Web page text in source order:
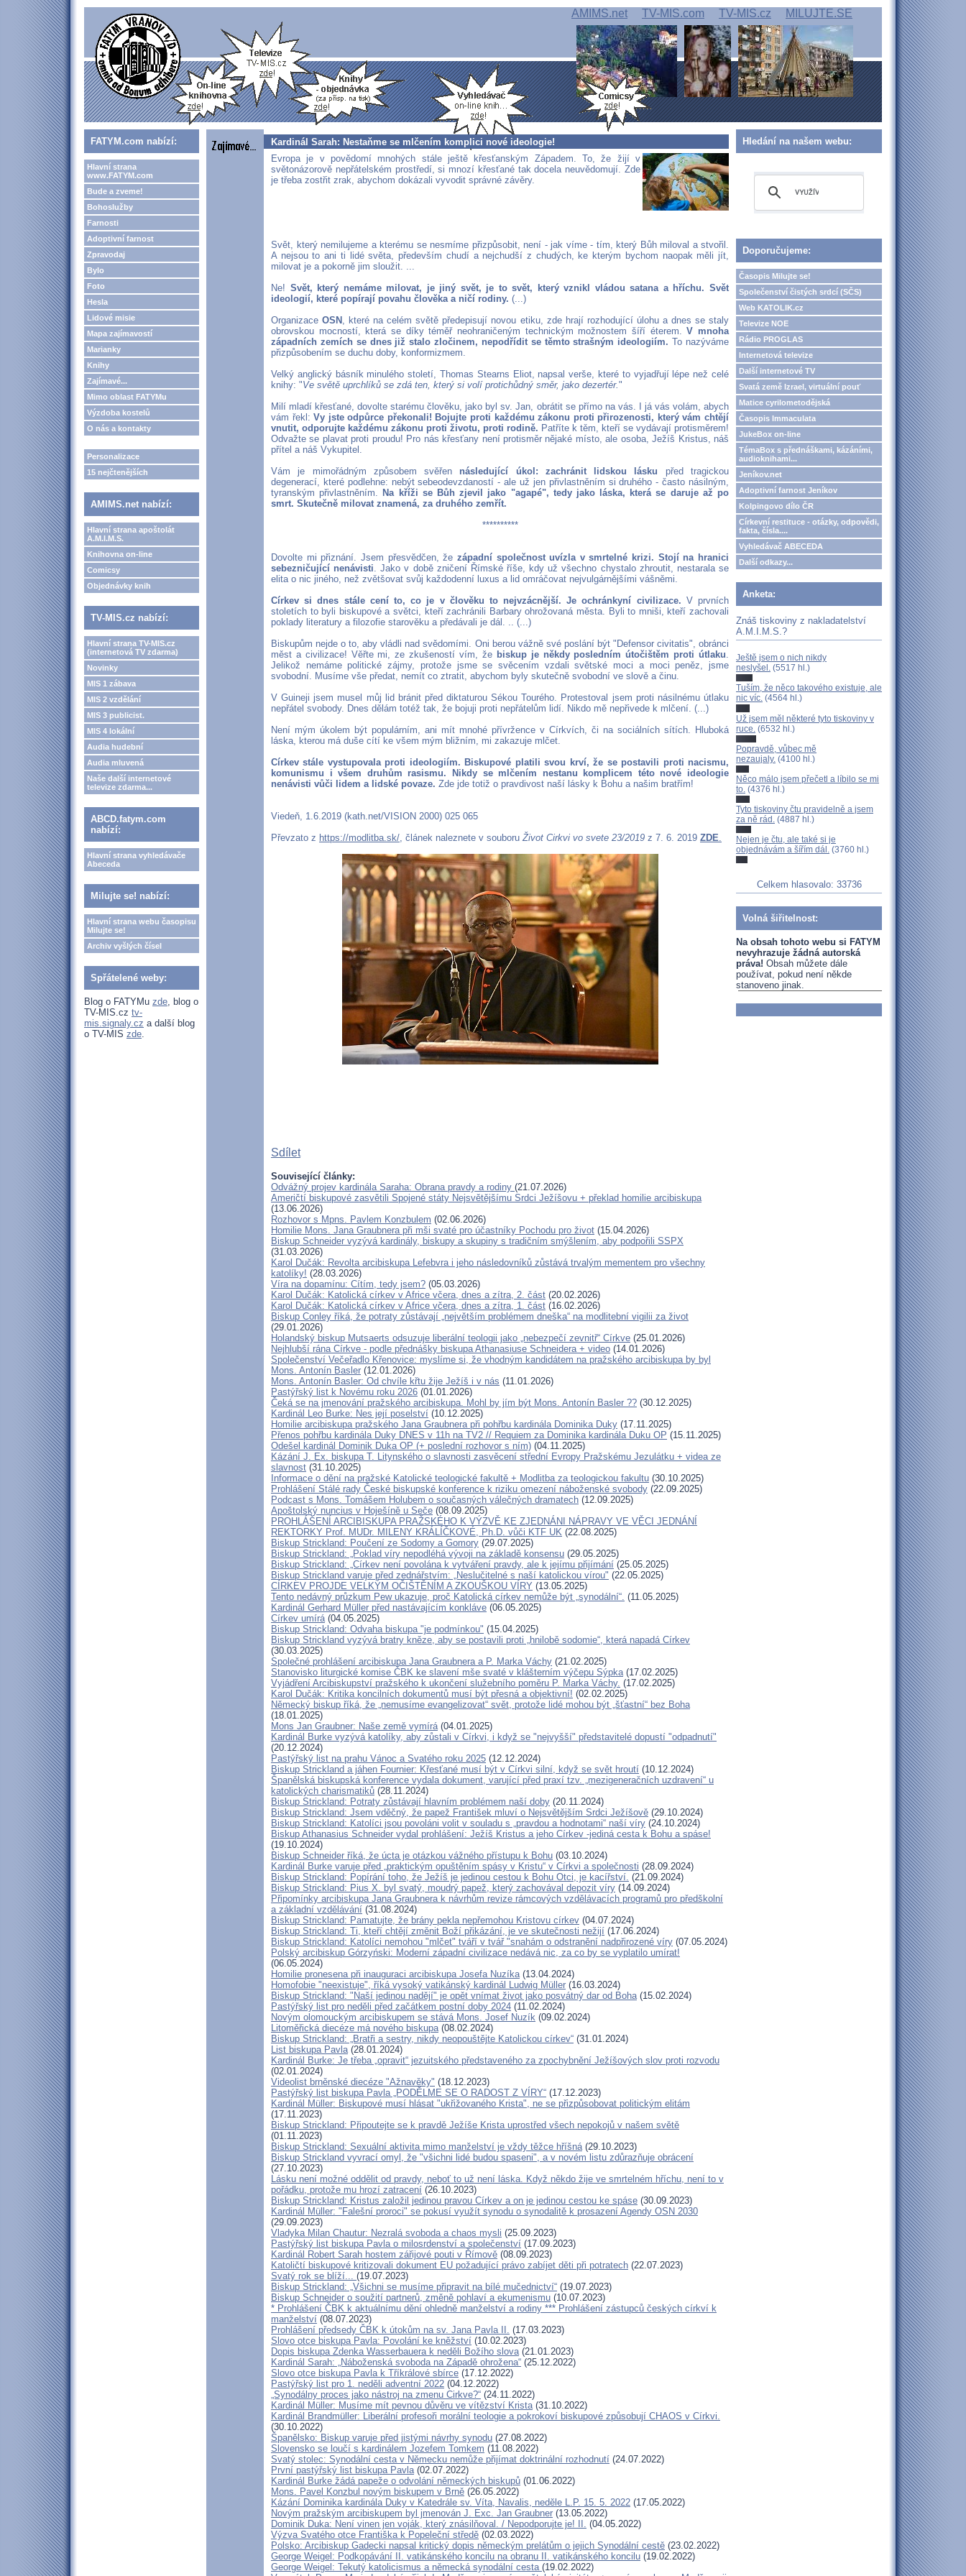
AMIMS.net TV-MIS.com TV-MIS.cz MILUJTE.SE
FATYM.com nabízí:
Hlavní strana
www.FATYM.com
Bude a zveme!
Bohoslužby
Farnosti
Adoptivní farnost
Zpravodaj
Bylo
Foto
Hesla
Lidové misie
Mapa zajímavostí
Marianky
Knihy
Zajímavé...
Mimo oblast FATYMu
Výzdoba kostelů
O nás a kontakty
Personalizace
15 nejčtenějších
AMIMS.net nabízí:
Hlavní strana apoštolát
A.M.I.M.S.
Knihovna on-line
Comicsy
Objednávky knih
TV-MIS.cz nabízí:
Hlavní strana TV-MIS.cz
(internetová TV zdarma)
Novinky
MIS 1 zábava
MIS 2 vzdělání
MIS 3 publicist.
MIS 4 lokální
Audia hudební
Audia mluvená
Naše další internetové
televize zdarma...
ABCD.fatym.com
nabízí:
Hlavní strana vyhledávače
Abeceda
Milujte se! nabízí:
Hlavní strana webu časopisu
Milujte se!
Archiv vyšlých čísel
Spřátelené weby:
Blog o FATYMu zde, blog o
TV-MIS.cz tv-
mis.signaly.cz a další blog
o TV-MIS zde.
Kardinál Sarah: Nestaňme se mlčením komplici nové ideologie!
Evropa je v povědomí mnohých stále ještě křesťanským Západem. To, že žijí v
světonázorově nepřátelském prostředí, si mnozí křesťané tak docela neuvědomují. Zde
je třeba zostřit zrak, abychom dokázali vyvodit správné závěry.
Svět, který nemilujeme a kterému se nesmíme přizpůsobit, není - jak víme - tím, který Bůh miloval a stvořil.
A nejsou to ani ti lidé světa, především chudí a nejchudší z chudých, ke kterým bychom naopak měli jít,
milovat je a pokorně jim sloužit. ...
Ne! Svět, který nemáme milovat, je jiný svět, je to svět, který vznikl vládou satana a hříchu. Svět
ideologií, které popírají povahu člověka a ničí rodiny. (...)
OrganizaceOSN , které na celém světě předepisují novou etiku, zde hrají rozhodující úlohu a dnes se staly
obrovskou mocností, která se díky téměř neohraničeným technickým možnostem šíří éterem.V mnoha
západních zemích se dnes již stalo zločinem, nepodřídit se těmto strašným ideologiím. To nazýváme
přizpůsobením se duchu doby, konformizmem.
Velký anglický básník minulého století, Thomas Stearns Eliot, napsal verše, které to vyjadřují lépe než celé
knihy: "Ve světě uprchlíků se zdá ten, který si volí protichůdný směr, jako dezertér."
Milí mladí křesťané, dovolte starému člověku, jako byl sv. Jan, obrátit se přímo na vás. I já vás volám, abych
vám řekl:Vy jste odpůrce překonali! Bojujte proti každému zákonu proti přirozenosti, který vám chtějí
vnutit, odporujte každému zákonu proti životu, proti rodině. Patříte k těm, kteří se vydávají protisměrem!
Odvažte se plavat proti proudu! Pro nás křesťany není protisměr nějaké místo, ale osoba, Ježíš Kristus, náš
přítel a náš Vykupitel.
Vám je mimořádným způsobem svěřen následující úkol: zachránit lidskou lásku před tragickou
degenerací, které podlehne: nebýt sebeodevzdaností - ale už jen přivlastněním si druhého - často násilným,
tyranským přivlastněním. Na kříži se Bůh zjevil jako "agapé", tedy jako láska, která se daruje až po
smrt. Skutečně milovat znamená, za druhého zemřít.
**********
Dovolte mi přiznání. Jsem přesvědčen, že západní společnost uvízla v smrtelné krizi. Stojí na hranici
sebezničující nenávisti. Jako v době zničení Římské říše, kdy už všechno chystalo zhroutit, nestarala se
elita o nic jiného, ​​než zvětšovat svůj každodenní luxus a lid omráčovat nejvulgárnějšími vášněmi.
Církev si dnes stále cení to, co je v člověku to nejvzácnější. Je ochránkyní civilizace. V prvních
stoletích to byli biskupové a světci, kteří zachránili Barbary ohrožovaná města. Byli to mniši, kteří zachovali
poklady literatury a filozofie starověku a předávali je dál. .. (...)
Biskupům nejde o to, aby vládli nad svědomími. Oni berou vážně své poslání být "Defensor civitatis", obránci
měst a civilizace! Věřte mi, ze zkušeností vím, že biskup je někdy posledním útočištěm proti útlaku.
Jelikož nemáme politické zájmy, protože jsme se svěcením vzdali světské moci a moci peněz, jsme
svobodní. Musíme vše předat, nemít co ztratit, abychom byly skutečně svobodní ve slově a činu.
V Guineji jsem musel můj lid bránit před diktaturou Sékou Tourého. Protestoval jsem proti násilnému útlaku
nepřátel svobody. Dnes dělám totéž tak, že bojuji proti nepřátelům lidí. Nikdo mě nepřivede k mlčení. (...)
Není mým úkolem být populárním, ani mít mnohé přívržence v Církvích, či na sociálních sítích. Hluboká
láska, kterou má duše cítí ke všem mým bližním, mi zakazuje mlčet.
Církev stále vystupovala proti ideologiím. Biskupové platili svou krví, že se postavili proti nacismu,
komunismu i všem druhům rasismu. Nikdy se mlčením nestanu komplicem této nové ideologie
nenávisti vůči lidem a lidské povaze. Zde jde totiž o pravdivost naší lásky k Bohu a našim bratřím!
Viedeň, 1.6.2019 (kath.net/VISION 2000) 025 065
Převzato z https://modlitba.sk/, článek naleznete v souboruŽivot Cirkvi vo svete 23/2019 z 7. 6. 2019 ZDE.
Sdílet
Související články:
Odvážný projev kardinála Saraha: Obrana pravdy a rodiny (21.07.2026)
Američtí biskupové zasvětili Spojené státy Nejsvětějšímu Srdci Ježíšovu + překlad homilie arcibiskupa
(13.06.2026)
Rozhovor s Mpns. Pavlem Konzbulem (02.06.2026)
Homilie Mons. Jana Graubnera při mši svaté pro účastníky Pochodu pro život (15.04.2026)
Biskup Schneider vyzývá kardinály, biskupy a skupiny s tradičním smýšlením, aby podpořili SSPX
(31.03.2026)
Karol Dučák: Revolta arcibiskupa Lefebvra i jeho následovníků zůstává trvalým mementem pro všechny
katolíky! (28.03.2026)
Víra na dopamínu: Cítím, tedy jsem? (05.03.2026)
Karol Dučák: Katolická církev v Africe včera, dnes a zítra, 2. část (20.02.2026)
Karol Dučák: Katolická církev v Africe včera, dnes a zítra, 1. část (16.02.2026)
Biskup Conley říká, že potraty zůstávají „největším problémem dneška“ na modlitební vigilii za život
(29.01.2026)
Holandský biskup Mutsaerts odsuzuje liberální teologii jako „nebezpečí zevnitř“ Církve (25.01.2026)
Nejhlubší rána Církve - podle přednášky biskupa Athanasiuse Schneidera + video (14.01.2026)
Společenství Večeřadlo Křenovice: myslíme si, že vhodným kandidátem na pražského arcibiskupa by byl
Mons. Antonín Basler (12.01.2026)
Mons. Antonín Basler: Od chvíle křtu žije Ježíš i v nás (11.01.2026)
Pastýřský list k Novému roku 2026 (01.01.2026)
Čeká se na jmenování pražského arcibiskupa. Mohl by jím být Mons. Antonín Basler ?? (30.12.2025)
Kardinál Leo Burke: Nes její poselství (10.12.2025)
Homilie arcibiskupa pražského Jana Graubnera při pohřbu kardinála Dominika Duky (17.11.2025)
Přenos pohřbu kardinála Duky DNES v 11h na TV2 // Requiem za Dominika kardinála Duku OP (15.11.2025)
Odešel kardinál Dominik Duka OP (+ poslední rozhovor s ním) (04.11.2025)
Kázání J. Ex. biskupa T. Litynského o slavnosti zasvěcení střední Evropy Pražskému Jezulátku + videa ze
slavnost (31.10.2025)
Informace o dění na pražské Katolické teologické fakultě + Modlitba za teologickou fakultu (30.10.2025)
Prohlášení Stálé rady České biskupské konference k riziku omezení náboženské svobody (22.09.2025)
Podcast s Mons. Tomášem Holubem o současných válečných dramatech (12.09.2025)
Apoštolský nuncius v Hoješíně u Seče (08.09.2025)
PROHLÁŠENÍ ARCIBISKUPA PRAŽSKÉHO K VÝZVĚ KE ZJEDNÁNI NÁPRAVY VE VĚCI JEDNÁNÍ
REKTORKY Prof. MUDr. MILENY KRÁLÍČKOVÉ, Ph.D. vůči KTF UK (22.08.2025)
Biskup Strickland: Poučení ze Sodomy a Gomory (29.07.2025)
Biskup Strickland: „Poklad víry nepodléhá vývoji na základě konsensu (29.05.2025)
Biskup Strickland: „Církev není povolána k vytváření pravdy, ale k jejímu přijímání (25.05.2025)
Biskup Strickland varuje před zednářstvím: „Neslučitelné s naší katolickou vírou" (22.05.2025)
CÍRKEV PROJDE VELKÝM OČIŠTĚNÍM A ZKOUŠKOU VÍRY (13.05.2025)
Tento nedávný průzkum Pew ukazuje, proč Katolická církev nemůže být „synodální“. (11.05.2025)
Kardinál Gerhard Müller před nastávajícím konkláve (06.05.2025)
Církev umírá(04.05.2025)
Biskup Strickland: Odvaha biskupa "je podmínkou" (15.04.2025)
Biskup Strickland vyzývá bratry kněze, aby se postavili proti „hnilobě sodomie“, která napadá Církev
(30.03.2025)
Společné prohlášení arcibiskupa Jana Graubnera a P. Marka Váchy (21.02.2025)
Stanovisko liturgické komise ČBK ke slavení mše svaté v klášterním výčepu Sýpka(17.02.2025)
Vyjádření Arcibiskupství pražského k ukončení služebního poměru P. Marka Váchy. (17.02.2025)
Karol Dučák: Kritika koncilních dokumentů musí být přesná a objektivní! (02.02.2025)
Německý biskup říká, že „nemusíme evangelizovat“ svět, protože lidé mohou být „šťastní“ bez Boha
(18.01.2025)
Mons Jan Graubner: Naše země vymírá(04.01.2025)
Kardinál Burke vyzývá katolíky, aby zůstali v Církvi, i když se "nejvyšší" představitelé dopustí "odpadnutí"
(20.12.2024)
Pastýřský list na prahu Vánoc a Svatého roku 2025 (12.12.2024)
Biskup Strickland a jáhen Fournier: Křesťané musí být v Církvi silní, když se svět hroutí (10.12.2024)
Španělská biskupská konference vydala dokument, varující před praxí tzv. „mezigeneračních uzdravení“ u
katolických charismatiků (28.11.2024)
Biskup Strickland: Potraty zůstávají hlavním problémem naší doby (20.11.2024)
Biskup Strickland: Jsem vděčný, že papež František mluví o Nejsvětějším Srdci Ježíšově (29.10.2024)
Biskup Strickland: Katolíci jsou povoláni volit v souladu s „pravdou a hodnotami“ naší víry (24.10.2024)
Biskup Athanasius Schneider vydal prohlášení: Ježíš Kristus a jeho Církev -jediná cesta k Bohu a spáse!
(19.10.2024)
Biskup Schneider říká, že úcta je otázkou vážného přístupu k Bohu (03.10.2024)
Kardinál Burke varuje před „praktickým opuštěním spásy v Kristu“ v Církvi a společnosti (28.09.2024)
Biskup Strickland: Popírání toho, že Ježíš je jedinou cestou k Bohu Otci, je kacířství. (21.09.2024)
Biskup Strickland: Pius X. byl svatý, moudrý papež, který zachovával depozit víry (14.09.2024)
Připomínky arcibiskupa Jana Graubnera k návrhům revize rámcových vzdělávacích programů pro předškolní
a základní vzdělávání (31.08.2024)
Biskup Strickland: Pamatujte, že brány pekla nepřemohou Kristovu církev (04.07.2024)
Biskup Strickland: Ti, kteří chtějí změnit Boží přikázání, je ve skutečnosti nežijí (17.06.2024)
Biskup Strickland: Katolíci nemohou "mlčet" tváří v tvář "snahám o odstranění nadpřirozené víry (07.05.2024)
Polský arcibiskup Górzyński: Moderní západní civilizace nedává nic, za co by se vyplatilo umírat!
(06.05.2024)
Homilie pronesena při inauguraci arcibiskupa Josefa Nuzíka(13.04.2024)
Homofobie "neexistuje", říká vysoký vatikánský kardinál Ludwig Müller (16.03.2024)
Biskup Strickland: "Naší jedinou nadějí" je opět vnímat život jako posvátný dar od Boha(15.02.2024)
Pastýřský list pro neděli před začátkem postní doby 2024 (11.02.2024)
Novým olomouckým arcibiskupem se stává Mons. Josef Nuzík (09.02.2024)
Litoměřická diecéze má nového biskupa(08.02.2024)
Biskup Strickland: „Bratři a sestry, nikdy neopouštějte Katolickou církev“ (31.01.2024)
List biskupa Pavla(28.01.2024)
Kardinál Burke: Je třeba „opravit“ jezuitského představeného za zpochybnění Ježíšových slov proti rozvodu
(02.01.2024)
Videolist brněnské diecéze "Ažnavěky" (18.12.2023)
Pastýřský list biskupa Pavla „PODĚLME SE O RADOST Z VÍRY“ (17.12.2023)
Kardinál Müller: Biskupové musí hlásat "ukřižovaného Krista", ne se přizpůsobovat politickým elitám
(17.11.2023)
Biskup Strickland: Připoutejte se k pravdě Ježíše Krista uprostřed všech nepokojů v našem světě
(01.11.2023)
Biskup Strickland: Sexuální aktivita mimo manželství je vždy těžce hříšná(29.10.2023)
Biskup Strickland vyvrací omyl, že "všichni lidé budou spaseni", a v novém listu zdůrazňuje obrácení
(27.10.2023)
Lásku není možné oddělit od pravdy, neboť to už není láska. Když někdo žije ve smrtelném hříchu, není to v
pořádku, protože mu hrozí zatracení (26.10.2023)
Biskup Strickland: Kristus založil jedinou pravou Církev a on je jedinou cestou ke spáse (30.09.2023)
Kardinál Müller: "Falešní proroci" se pokusí využít synodu o synodalitě k prosazení Agendy OSN 2030
(29.09.2023)
Vladyka Milan Chautur: Nezralá svoboda a chaos mysli (25.09.2023)
Pastýřský list biskupa Pavla o milosrdenství a společenství (17.09.2023)
Kardinál Robert Sarah hostem zářijové pouti v Římově (08.09.2023)
Katoličtí biskupové kritizovali dokument EU požadující právo zabíjet děti při potratech (22.07.2023)
Svatý rok se blíží... (19.07.2023)
Biskup Strickland: „Všichni se musíme připravit na bílé mučednictví“ (19.07.2023)
Biskup Schneider o soužití partnerů, změně pohlaví a ekumenismu (10.07.2023)
* Prohlášení ČBK k aktuálnímu dění ohledně manželství a rodiny *** Prohlášení zástupců českých církví k
manželství (08.07.2023)
Prohlášení předsedy ČBK k útokům na sv. Jana Pavla II. (17.03.2023)
Slovo otce biskupa Pavla: Povolání ke kněžství (10.02.2023)
Dopis biskupa Zdenka Wasserbauera k neděli Božího slova(21.01.2023)
Kardinál Sarah: „Náboženská svoboda na Západě ohrožena“ (25.12.2022)
Slovo otce biskupa Pavla k Tříkrálové sbírce (17.12.2022)
Pastýřský list pro 1. neděli adventní 2022 (04.12.2022)
„Synodálny proces jako nástroj na zmenu Cirkve?“ (24.11.2022)
Kardinál Müller: Musíme mít pevnou důvěru ve vítězství Krista(31.10.2022)
Kardinál Brandmüller: Liberální profesoři morální teologie a pokrokoví biskupové způsobují CHAOS v Církvi.
(30.10.2022)
Španělsko: Biskup varuje před jistými návrhy synodu (27.08.2022)
Slovensko se loučí s kardinálem Jozefem Tomkem (11.08.2022)
Svatý stolec: Synodální cesta v Německu nemůže přijímat doktrinální rozhodnutí (24.07.2022)
První pastýřský list biskupa Pavla(02.07.2022)
Kardinál Burke žádá papeže o odvolání německých biskupů (01.06.2022)
Mons. Pavel Konzbul novým biskupem v Brně (26.05.2022)
Kázání Dominika kardinála Duky v Katedrále sv. Víta, Navalis, neděle L.P. 15. 5. 2022 (17.05.2022)
Novým pražským arcibiskupem byl jmenován J. Exc. Jan Graubner (13.05.2022)
Dominik Duka: Není vinen jen voják, který znásilňoval. / Nepodporujte je! II. (04.05.2022)
Výzva Svatého otce Františka k Popeleční středě (02.03.2022)
Polsko: Arcibiskup Gadecki napsal kritický dopis německým prelátům o jejich Synodální cestě (23.02.2022)
George Weigel: Podkopávání II. vatikánského koncilu na obranu II. vatikánského koncilu (19.02.2022)
George Weigel: Tekutý katolicismus a německá synodální cesta (19.02.2022)
Hledání na našem webu:
Doporučujeme:
Časopis Milujte se!
Společenství čistých srdcí (SČS)
Web KATOLIK.cz
Televize NOE
Rádio PROGLAS
Internetová televize
Další internetové TV
Svatá země Izrael, virtuální pouť
Matice cyrilometodějská
Časopis Immaculata
JukeBox on-line
TémaBox s přednáškami, kázáními,
audioknihami...
Jeníkov.net
Adoptivní farnost Jeníkov
Kolpingovo dílo ČR
Církevní restituce - otázky, odpovědi,
fakta, čísla....
Vyhledávač ABECEDA
Další odkazy...
Anketa:
Znáš tiskoviny z nakladatelství
A.M.I.M.S.?
Ještě jsem o nich nikdy
neslyšel. (5517 hl.)
Tuším, že něco takového existuje, ale
nic víc. (4564 hl.)
Už jsem měl některé tyto tiskoviny v
ruce. (6532 hl.)
Popravdě, vůbec mě
nezaujaly. (4100 hl.)
Něco málo jsem přečetl a líbilo se mi
to. (4376 hl.)
Tyto tiskoviny čtu pravidelně a jsem
za ně rád. (4887 hl.)
Nejen je čtu, ale také si je
objednávám a šířím dál. (3760 hl.)
Celkem hlasovalo: 33736
Volná šiřitelnost:
Na obsah tohoto webu si FATYM
nevyhrazuje žádná autorská
práva! Obsah můžete dále
používat, pokud není někde
stanoveno jinak.